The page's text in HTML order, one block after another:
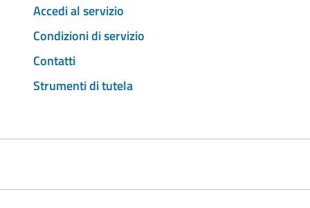
Accedi al servizio
Condizioni di servizio
Contatti
Strumenti di tutela